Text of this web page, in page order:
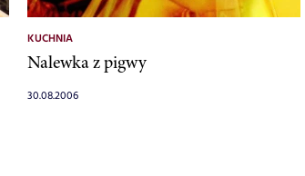
KUCHNIA
Nalewka z pigwy
30.08.2006